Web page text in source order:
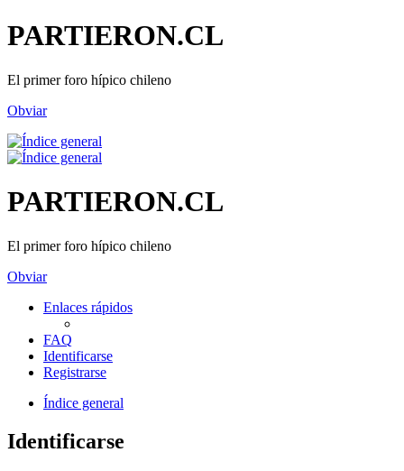
PARTIERON.CL
El primer foro hípico chileno
Obviar
PARTIERON.CL
El primer foro hípico chileno
Obviar
Enlaces rápidos
FAQ
Identificarse
Registrarse
Índice general
Identificarse